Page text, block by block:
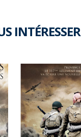
INTÉRESSER